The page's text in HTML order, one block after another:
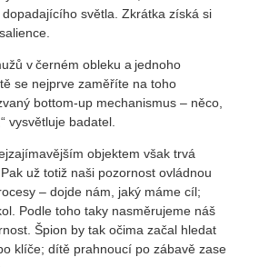
světla. Zkrátka získá si
v černém obleku a jednoho
se nejprve zaměříte na toho
bottom-up mechanismus – něco,
vysvětluje badatel.
objektem však trvá
už totiž naši pozornost ovládnou
– dojde nám, jaký máme cíl;
Podle toho taky nasměrujeme náš
Špion by tak očima začal hledat
klíče; dítě prahnoucí po zábavě zase